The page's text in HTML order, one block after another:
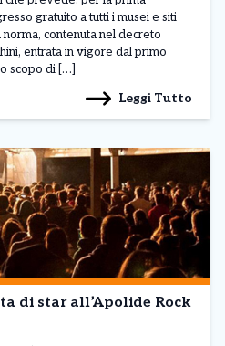
gratuito a tutti i musei e siti
contenuta nel decreto
entrata in vigore dal primo
scopo di […]
Leggi Tutto
di star all’Apolide Rock